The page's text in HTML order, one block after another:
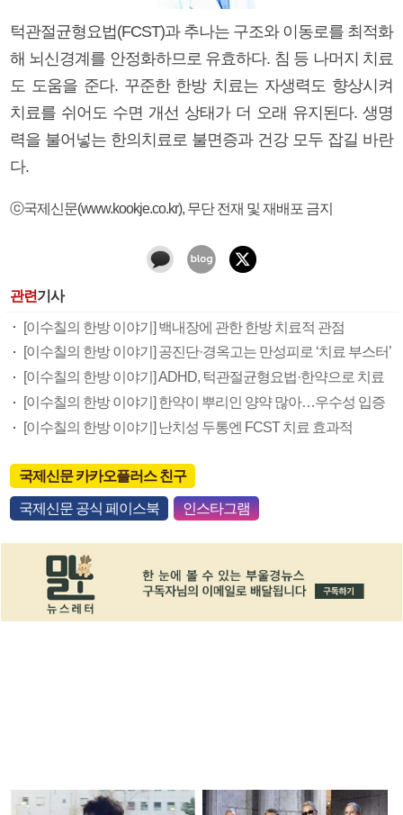
턱관절균형요법(FCST)과 추나는 구조와 이동로를 최적화
해 뇌신경계를 안정화하므로 유효하다. 침 등 나머지 치료
도 도움을 준다. 꾸준한 한방 치료는 자생력도 향상시켜
치료를 쉬어도 수면 개선 상태가 더 오래 유지된다. 생명
력을 불어넣는 한의치료로 불면증과 건강 모두 잡길 바란
다.
ⓒ국제신문(www.kookje.co.kr), 무단 전재 및 재배포 금지
관련기사
[이수칠의 한방 이야기] 백내장에 관한 한방 치료적 관점
[이수칠의 한방 이야기] 공진단·경옥고는 만성피로 ‘치료 부스터’
[이수칠의 한방 이야기] ADHD, 턱관절균형요법·한약으로 치료
[이수칠의 한방 이야기] 한약이 뿌리인 양약 많아…우수성 입증
[이수칠의 한방 이야기] 난치성 두통엔 FCST 치료 효과적
국제신문 카카오플러스 친구
국제신문 공식 페이스북 인스타그램